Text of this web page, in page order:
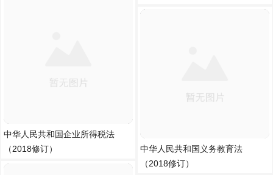
中华人民共和国企业所得税法
（2018修订）
中华人民共和国义务教育法
（2018修订）